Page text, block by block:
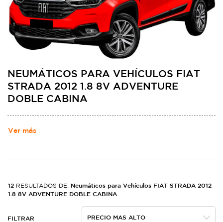
NEUMÁTICOS PARA VEHÍCULOS FIAT
STRADA 2012 1.8 8V ADVENTURE
DOBLE CABINA
Ver más
12 RESULTADOS DE: Neumáticos para Vehículos FIAT STRADA 2012
1.8 8V ADVENTURE DOBLE CABINA
FILTRAR